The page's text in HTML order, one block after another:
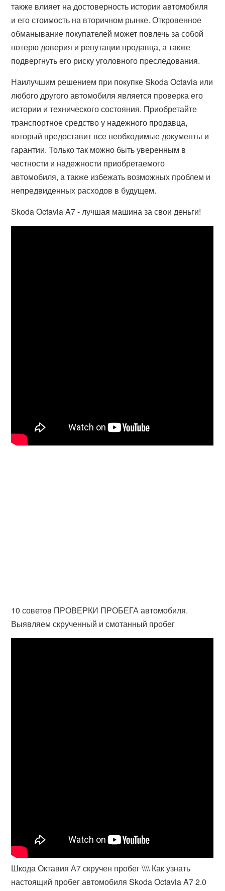
также влияет на достоверность истории автомобиля
и его стоимость на вторичном рынке. Откровенное
обманывание покупателей может повлечь за собой
потерю доверия и репутации продавца, а также
подвергнуть его риску уголовного преследования.
Наилучшим решением при покупке Skoda Octavia или
любого другого автомобиля является проверка его
истории и технического состояния. Приобретайте
транспортное средство у надежного продавца,
который предоставит все необходимые документы и
гарантии. Только так можно быть уверенным в
честности и надежности приобретаемого
автомобиля, а также избежать возможных проблем и
непредвиденных расходов в будущем.
Skoda Octavia A7 - лучшая машина за свои деньги!
10 советов ПРОВЕРКИ ПРОБЕГА автомобиля.
Выявляем скрученный и смотанный пробег
Шкода Октавия А7 скручен пробег \\\\ Как узнать
настоящий пробег автомобиля Skoda Octavia A7 2.0